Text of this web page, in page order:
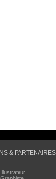
& PARTENAIRES
Illustrateur